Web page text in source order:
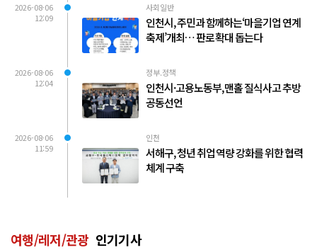
2026-08-06
12:09
사회일반
인천시, 주민과 함께하는‘마을기업 연계
축제’개최… 판로 확대 돕는다
2026-08-06
12:04
정부.정책
인천시·고용노동부, 맨홀 질식사고 추방
공동선언
2026-08-06
11:59
인천
서해구, 청년 취업 역량 강화를 위한 협력
체계 구축
여행/레저/관광 인기기사